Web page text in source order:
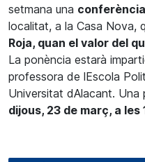
setmana una
localitat, a la Casa Nova,
Roja, quan el valor del
La ponència estarà
professora de lEscola
Universitat dAlacant. Una
dijous, 23 de març, a les